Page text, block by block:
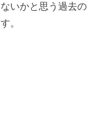
いかと思う過去の
。